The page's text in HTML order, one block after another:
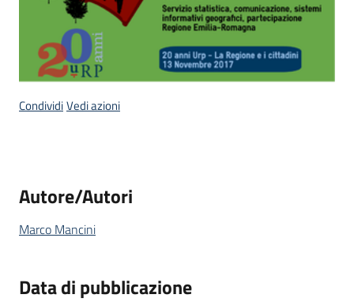
Seguici
su
CondividiVedi azioni
Autore/Autori
Marco Mancini
Data di pubblicazione